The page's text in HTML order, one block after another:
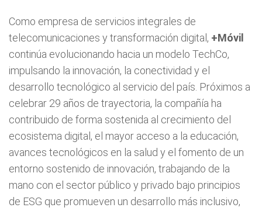
Como empresa de servicios integrales de
telecomunicaciones y transformación digital, +Móvil
continúa evolucionando hacia un modelo TechCo,
impulsando la innovación, la conectividad y el
desarrollo tecnológico al servicio del país. Próximos a
celebrar 29 años de trayectoria, la compañía ha
contribuido de forma sostenida al crecimiento del
ecosistema digital, el mayor acceso a la educación,
avances tecnológicos en la salud y el fomento de un
entorno sostenido de innovación, trabajando de la
mano con el sector público y privado bajo principios
de ESG que promueven un desarrollo más inclusivo,